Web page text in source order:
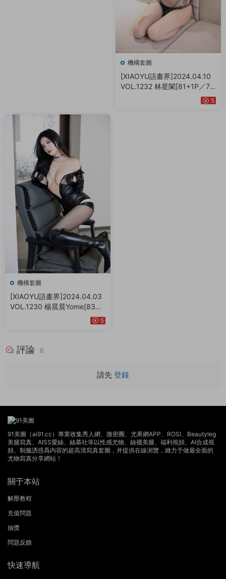
機構套圖
[XIAOYU語畫界]2024.04.10
VOL.1232 林星闌[81+1P／72
5
機構套圖
[XIAOYU語畫界]2024.04.03
VOL.1230 楊晨晨Yome[83+1
5
評論 0
請先 登錄
91美圖（ai91.cc）專業收集秀人網、微密圈、尤果網APP、ROSI、Beautyleg
美腿寫真、AISS愛絲、絲慕社等以性感尤物、絲襪美腿、福利視頻、AI合成視
頻、制服誘惑爲内容的超高清寫真套圖，并提供在線浏覽，緻力于做最全面的
尤物寫真分享網站！
關于本站
解壓教程
充值問題
抽獎
問題反饋
快速導航